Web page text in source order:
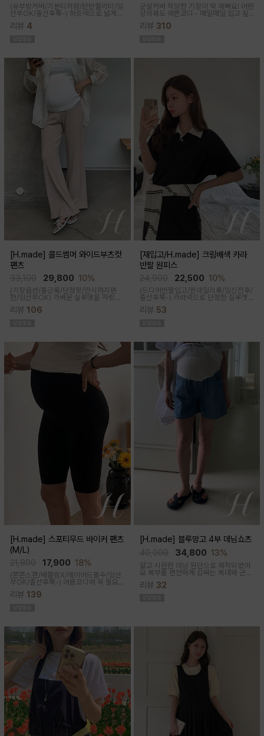
(유부방커버/기본티처럼/탄탄퀄리티/임
산부OK/출산후쭉-) 하트넥으로 넓게
루엣이 되고 넓은 암홀로 끼임이나 답답
리뷰 4
군살커버 적당한 기장이 딱 예뻐요! 어떤
상의와도 예쁜코디~ 매일매일 입고 싶
한 5부 기장감으로 군살커버
리뷰 310
[H.made] 콜드썸머 와이드부츠컷
팬츠
29,800 10%
(기장옵션/출근룩/단정핏/만삭까지편
한/임산부OK) 가벼운 실루엣을 자랑하
는 와이드 부츠컷 팬츠예요~ 시원한 원
단감과 디자인으로 쾌적하게 착용돼요
리뷰 106
[재입고/H.made] 크림배색 카라
반팔 원피스
22,500 10%
(드디어반팔입고/찐데일리룩/임신전후/
출산후쭉-) 카라넥으로 단정한 실루엣
과 배색 디테일이 들어가면서 전체적으
로 여유있는 핏감과 미운 군살을 가려주
리뷰 53
[H.made] 스포티무드 바이커 팬츠
(M/L)
17,900 18%
(쫀쫀스판/배쫄림X/레이어드필수/임산
부OK/출산후쭉-) 여름코디에 꼭 필요
츠!쫀쫀한 다리라인과 배부분은 부드럽
리뷰 139
[H.made] 블루망고 4부 데님쇼츠
34,800 13%
얇고 시원한 데님 원단으로 제작되었어
요 복부를 편안하게 감싸는 복대와 군살
스티치로 실용성과 포인트를 더했어요
리뷰 32